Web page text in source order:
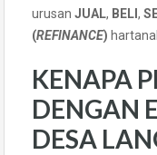
urusan JUAL, BELI ,
(REFINANCE)
KENAPA
DENGAN
DESA